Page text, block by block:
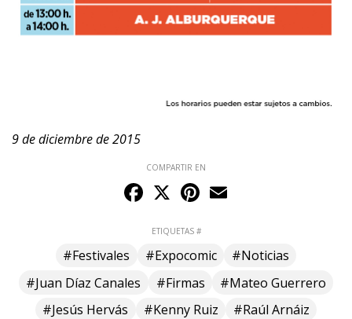
9 de diciembre de 2015
COMPARTIR EN
Facebook
X Pinterest
ETIQUETAS #
#Festivales #Expocomic
#Noticias
#Juan Díaz Canales
#Firmas
#Mateo Guerrero
#Jesús Hervás
#Kenny Ruiz
#Raúl Arnáiz